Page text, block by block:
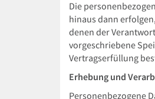
Die
hinaus dann
denen der
vorgeschriebene
Vertragserfüllung
Erhebung und
Personenbezogene